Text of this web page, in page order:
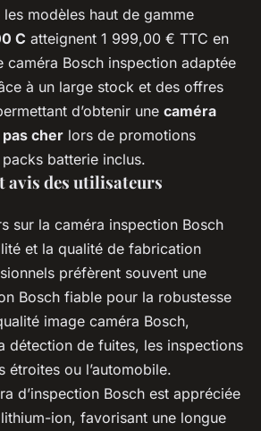
modèles haut de gamme
C atteignent 1 999,00 € TTC en
caméra Bosch inspection adaptée
à un large stock et des offres
d’obtenir une caméra
cher lors de promotions
batterie inclus.
avis des utilisateurs
sur la caméra inspection Bosch
et la qualité de fabrication
préfèrent souvent une
Bosch fiable pour la robustesse
image caméra Bosch,
détection de fuites, les inspections
étroites ou l’automobile.
d’inspection Bosch est appréciée
ion, favorisant une longue